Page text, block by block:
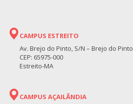
CAMPUS ESTREITO
Av. Brejo do Pinto, S/N – Brejo do Pinto
CEP: 65975-000
Estreito-MA
CAMPUS AÇAILÂNDIA